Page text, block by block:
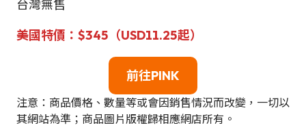
台灣無售
美國特價：$345（USD11.25起）
前往PINK
注意：商品價格、數量等或會因銷售情況而改變，一切以
其網站為準；商品圖片版權歸相應網店所有。